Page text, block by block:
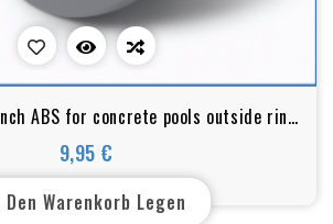
ABS for concrete pools outside ring
2 inch Grau
9,95 €
Preis
Den Warenkorb Legen